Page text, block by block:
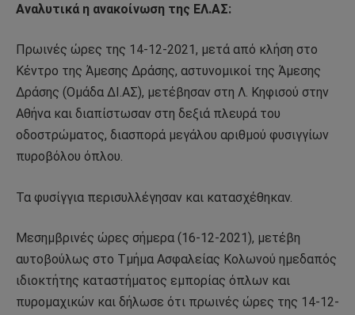
Αναλυτικά η ανακοίνωση της ΕΛ.ΑΣ:
Πρωινές ώρες της 14-12-2021, μετά από κλήση στο
Κέντρο της Άμεσης Δράσης, αστυνομικοί της Άμεσης
Δράσης (Ομάδα ΔΙ.ΑΣ), μετέβησαν στη Λ. Κηφισού στην
Αθήνα και διαπίστωσαν στη δεξιά πλευρά του
οδοστρώματος, διασπορά μεγάλου αριθμού φυσιγγίων
πυροβόλου όπλου.
Τα φυσίγγια περισυλλέγησαν και κατασχέθηκαν.
Μεσημβρινές ώρες σήμερα (16-12-2021), μετέβη
αυτοβούλως στο Τμήμα Ασφαλείας Κολωνού ημεδαπός
ιδιοκτήτης καταστήματος εμπορίας όπλων και
πυρομαχικών και δήλωσε ότι πρωινές ώρες της 14-12-